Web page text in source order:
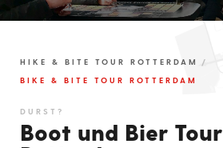
HIKE & BITE TOUR ROTTERDAM
BIKE & BITE TOUR ROTTERDAM
DURST?
Boot und Bier Tour